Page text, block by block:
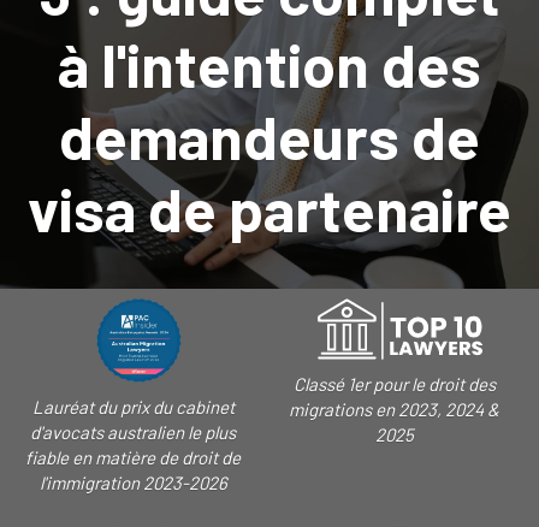
à l'intention des
demandeurs de
visa de partenaire
Lauréat du prix du cabinet
d'avocats australien le plus
fiable en matière de droit de
l'immigration 2023-2026
Classé 1er pour le droit des
migrations en 2023, 2024 &
2025